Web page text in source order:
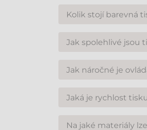
Kolik stojí barevná
úspoře za externí tisk a
Jak spolehlivé jsou
Jak náročné je
tiskárnou.
Jaká je rychlost
fotorealistickou kvalitu
Na jaké materiály